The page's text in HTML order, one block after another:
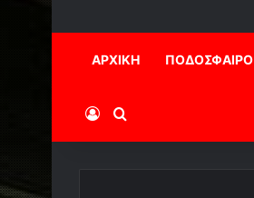
ΑΡΧΙΚΗ ΠΟΔΟΣΦΑΙΡΟ
Log InΑναζήτηση